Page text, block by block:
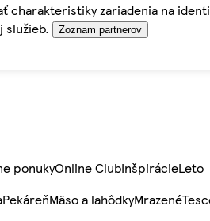
charakteristiky zariadenia na
služieb.
Zoznam partnerov
ponukyOnline ClubInšpirácieLeto
PekáreňMäso a lahôdkyMrazené